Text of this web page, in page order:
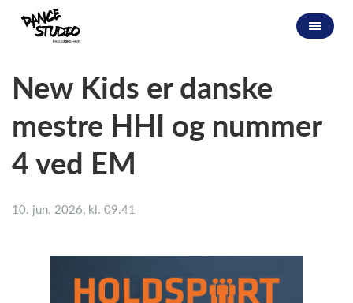
New Kids er danske
mestre HHI og nummer
4 ved EM
10. jun. 2026, kl. 09.41